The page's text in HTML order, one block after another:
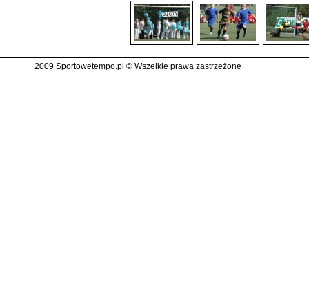
2009 Sportowetempo.pl © Wszelkie prawa zastrzeżone